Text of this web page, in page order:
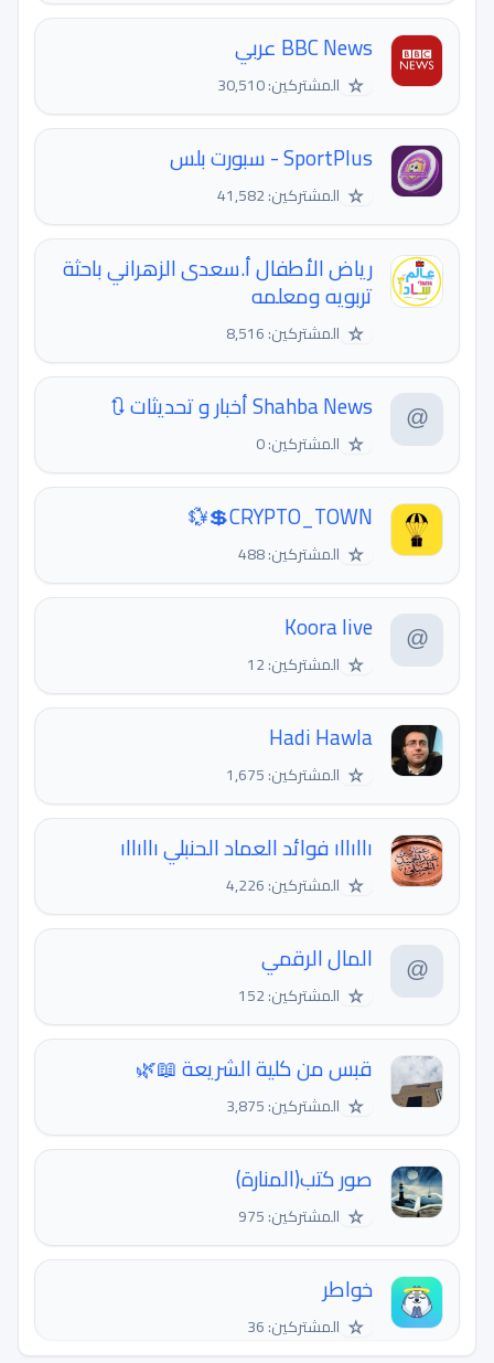
BBC News عربي
☆ المشتركين: 30,510
SportPlus - سبورت بلس
☆ المشتركين: 41,582
رياض الأطفال أ.سعدى الزهراني باحثة
تربويه ومعلمه
☆ المشتركين: 8,516
Shahba News أخبار و تحديثات 🔃
☆ المشتركين: 0
CRYPTO_TOWN💲💱
☆ المشتركين: 488
Koora live
☆ المشتركين: 12
Hadi Hawla
☆ المشتركين: 1,675
ıllıllı فوائد العماد الحنبلي ıllıllı
☆ المشتركين: 4,226
المال الرقمي
☆ المشتركين: 152
قبس من كلية الشريعة 📖🌿
☆ المشتركين: 3,875
صور كتب(المنارة)
☆ المشتركين: 975
خواطر
☆ المشتركين: 36